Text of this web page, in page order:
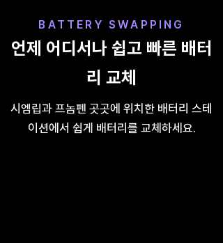
BATTERY SWAPPING
언제 어디서나 쉽고 빠른 배터
리 교체
​시엠립과 프놈펜 곳곳에 위치한 배터리 스테
이션에서 쉽게 배터리를 교체하세요.